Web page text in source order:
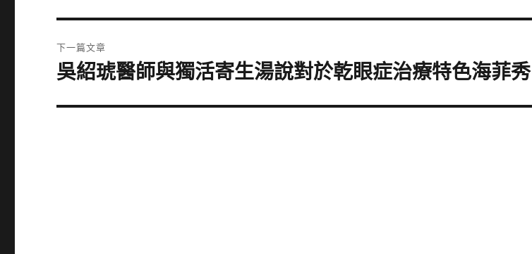
篇
文
章:
下一篇文章
下
篇
吳紹琥醫師與獨活寄生湯說對於乾眼症治療特色海菲秀